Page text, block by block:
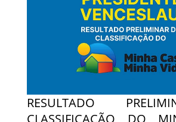
RESULTADO